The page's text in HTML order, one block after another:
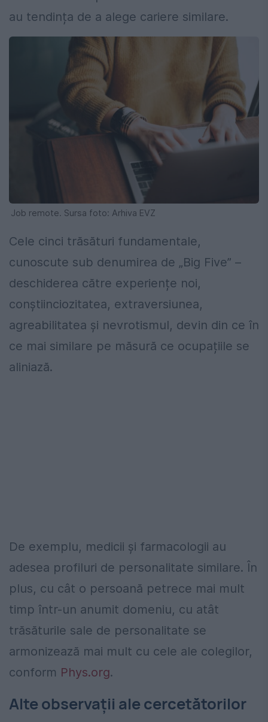
au tendința de a alege cariere similare.
Job remote. Sursa foto: Arhiva EVZ
Cele cinci trăsături fundamentale,
cunoscute sub denumirea de „Big Five” –
deschiderea către experiențe noi,
conștiinciozitatea, extraversiunea,
agreabilitatea și nevrotismul, devin din ce în
ce mai similare pe măsură ce ocupațiile se
aliniază.
De exemplu, medicii și farmacologii au
adesea profiluri de personalitate similare. În
plus, cu cât o persoană petrece mai mult
timp într-un anumit domeniu, cu atât
trăsăturile sale de personalitate se
armonizează mai mult cu cele ale colegilor,
conform Phys.org.
Alte observații ale cercetătorilor